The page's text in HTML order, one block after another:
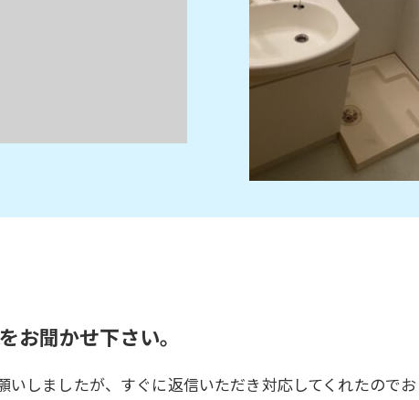
お聞かせ下さい。
いしましたが、すぐに返信いただき対応してくれたのでお